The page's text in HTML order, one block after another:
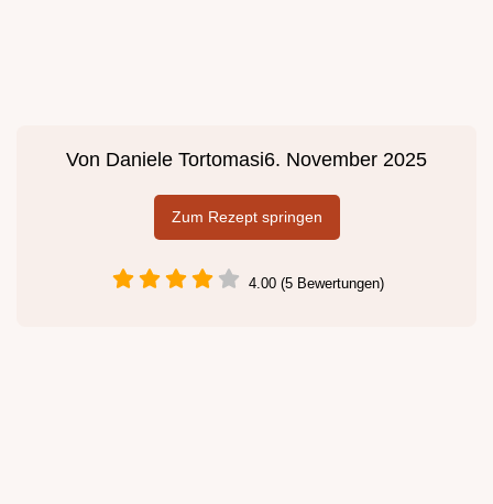
Von Daniele Tortomasi6. November 2025
Zum Rezept springen
4.00 (5 Bewertungen)